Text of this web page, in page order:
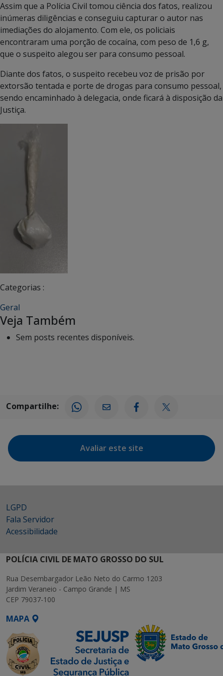
Assim que a Polícia Civil tomou ciência dos fatos, realizou
inúmeras diligências e conseguiu capturar o autor nas
imediações do alojamento. Com ele, os policiais
encontraram uma porção de cocaína, com peso de 1,6 g,
que o suspeito alegou ser para consumo pessoal.
Diante dos fatos, o suspeito recebeu voz de prisão por
extorsão tentada e porte de drogas para consumo pessoal,
sendo encaminhado à delegacia, onde ficará à disposição da
Justiça.
Categorias :
Geral
Veja Também
Sem posts recentes disponíveis.
Compartilhe:
Avaliar este site
LGPD
Fala Servidor
Acessibilidade
POLÍCIA CIVIL DE MATO GROSSO DO SUL
Rua Desembargador Leão Neto do Carmo 1203
Jardim Veraneio - Campo Grande | MS
CEP 79037-100
MAPA